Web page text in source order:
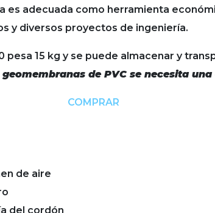
adecuada como herramienta
y diversos proyectos de ingeniería.
pesa 15 kg y se puede almacenar y
de PVC se necesita
COMPRAR
de aire
del cordón